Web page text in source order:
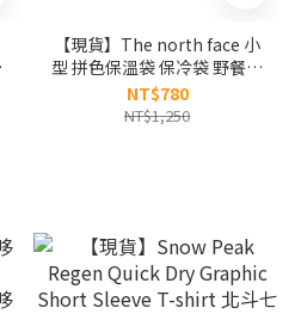
【現貨】The north face 小
型 拼色保溫袋 保冷袋 野餐袋
收納包 可側揹
NT$780
NT$1,250